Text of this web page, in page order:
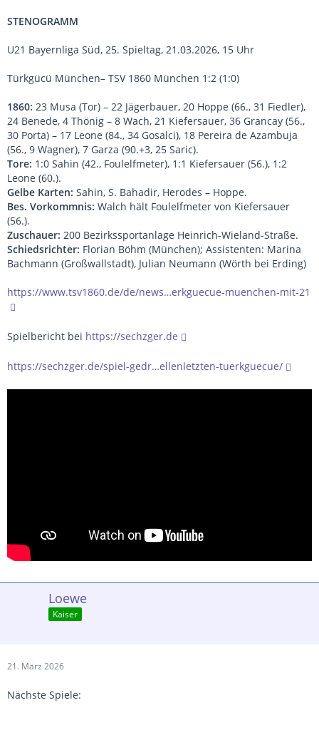
STENOGRAMM
U21 Bayernliga Süd, 25. Spieltag, 21.03.2026, 15 Uhr
Türkgücü München– TSV 1860 München 1:2 (1:0)
1860: 23 Musa (Tor) – 22 Jägerbauer, 20 Hoppe (66., 31 Fiedler),
24 Benede, 4 Thönig – 8 Wach, 21 Kiefersauer, 36 Grancay (56.,
30 Porta) – 17 Leone (84., 34 Gosalci), 18 Pereira de Azambuja
(56., 9 Wagner), 7 Garza (90.+3, 25 Saric).
Tore: 1:0 Sahin (42., Foulelfmeter), 1:1 Kiefersauer (56.), 1:2
Leone (60.).
Gelbe Karten: Sahin, S. Bahadir, Herodes – Hoppe.
Bes. Vorkommnis: Walch hält Foulelfmeter von Kiefersauer
(56.).
Zuschauer: 200 Bezirkssportanlage Heinrich-Wieland-Straße.
Schiedsrichter: Florian Böhm (München); Assistenten: Marina
Bachmann (Großwallstadt), Julian Neumann (Wörth bei Erding)
https://www.tsv1860.de/de/news…erkguecue-muenchen-mit-21
Spielbericht bei https://sechzger.de
https://sechzger.de/spiel-gedr…ellenletzten-tuerkguecue/
Loewe
Kaiser
21. März 2026
Nächste Spiele: